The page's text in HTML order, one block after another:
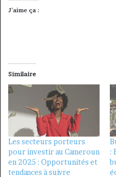
J’aime ça :
Similaire
Les secteurs porteurs
pour investir au Cameroun
en 2025 : Opportunités et
tendances à suivre
: